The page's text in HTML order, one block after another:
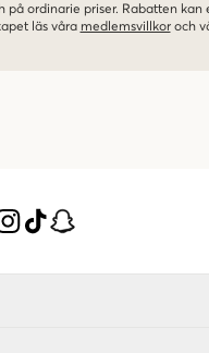
ordinarie priser. Rabatten kan
läs våra medlemsvillkor och